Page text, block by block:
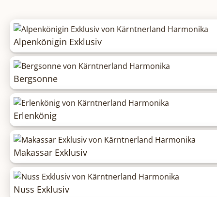
Alpenkönigin Exklusiv
Bergsonne
Erlenkönig
Makassar Exklusiv
Nuss Exklusiv